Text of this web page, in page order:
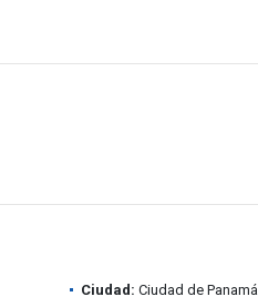
Ciudad: Ciudad de Panamá